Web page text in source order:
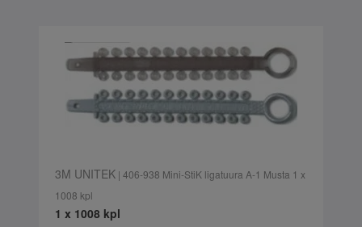
3M UNITEK| 406-938 Mini-StiK ligatuura A-1 Musta 1 x
1008 kpl
1 x 1008 kpl